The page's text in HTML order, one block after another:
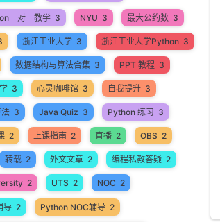
一对一教学 3 NYU 3 最大公约数 3
浙江工业大学 3 浙江工业大学Python 3
数据结构与算法合集 3 PPT 教程 3
3 心灵咖啡馆 3 自我提升 3
3 Java Quiz 3 Python 练习 3
2 上课指南 2 直播 2 OBS 2
转载 2 外文文章 2 编程私教答疑 2
2 UTS 2 NOC 2
导 2 Python NOC辅导 2